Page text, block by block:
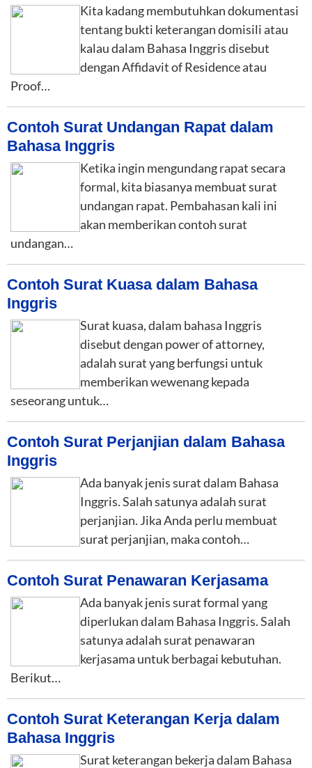
Kita kadang membutuhkan dokumentasi
tentang bukti keterangan domisili atau
kalau dalam Bahasa Inggris disebut
dengan Affidavit of Residence atau
Proof…
Contoh Surat Undangan Rapat dalam
Bahasa Inggris
Ketika ingin mengundang rapat secara
formal, kita biasanya membuat surat
undangan rapat. Pembahasan kali ini
akan memberikan contoh surat
undangan…
Contoh Surat Kuasa dalam Bahasa
Inggris
Surat kuasa, dalam bahasa Inggris
disebut dengan power of attorney,
adalah surat yang berfungsi untuk
memberikan wewenang kepada
seseorang untuk…
Contoh Surat Perjanjian dalam Bahasa
Inggris
Ada banyak jenis surat dalam Bahasa
Inggris. Salah satunya adalah surat
perjanjian. Jika Anda perlu membuat
surat perjanjian, maka contoh…
Contoh Surat Penawaran Kerjasama
Ada banyak jenis surat formal yang
diperlukan dalam Bahasa Inggris. Salah
satunya adalah surat penawaran
kerjasama untuk berbagai kebutuhan.
Berikut…
Contoh Surat Keterangan Kerja dalam
Bahasa Inggris
Surat keterangan bekerja dalam Bahasa